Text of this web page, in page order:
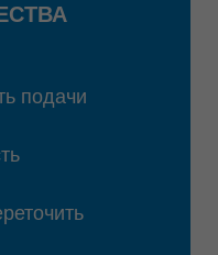
подачи